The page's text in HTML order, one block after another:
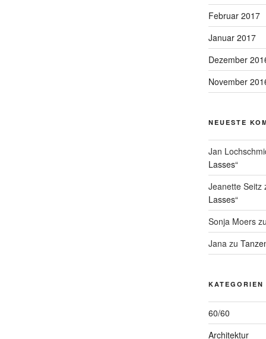
Februar 2017
Januar 2017
Dezember
November
NEUESTE
Jan
Lasses“
Jeanette Seitz
Lasses“
Sonja Moers
Jana zu
KATEGORIEN
60/60
Architektur